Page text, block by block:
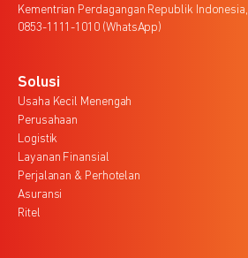
Kementrian Perdagangan Republik Indonesia,
0853-1111-1010 (WhatsApp)
Solusi
Usaha Kecil Menengah
Perusahaan
Logistik
Layanan Finansial
Perjalanan & Perhotelan
Asuransi
Ritel